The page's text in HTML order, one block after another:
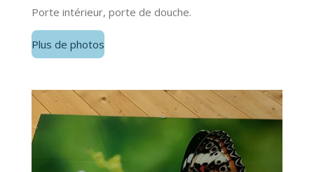
Porte intérieur, porte de douche.
Plus de photos